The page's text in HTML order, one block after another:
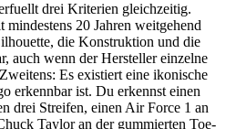
drei Kriterien gleichzeitig.
20 Jahren weitgehend
die Konstruktion und die
auch wenn der Hersteller einzelne
Es existiert eine ikonische
erkennbar ist. Du erkennst einen
drei Streifen, einen Air Force 1 an
Taylor an der gummierten Toe-